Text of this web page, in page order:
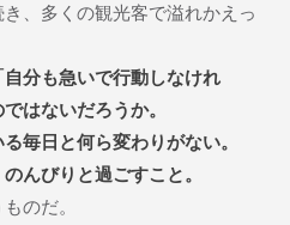
、多くの観光客で溢れかえっ
自分も急いで行動しなけれ
はないだろうか。
毎日と何ら変わりがない。
んびりと過ごすこと。
のだ。